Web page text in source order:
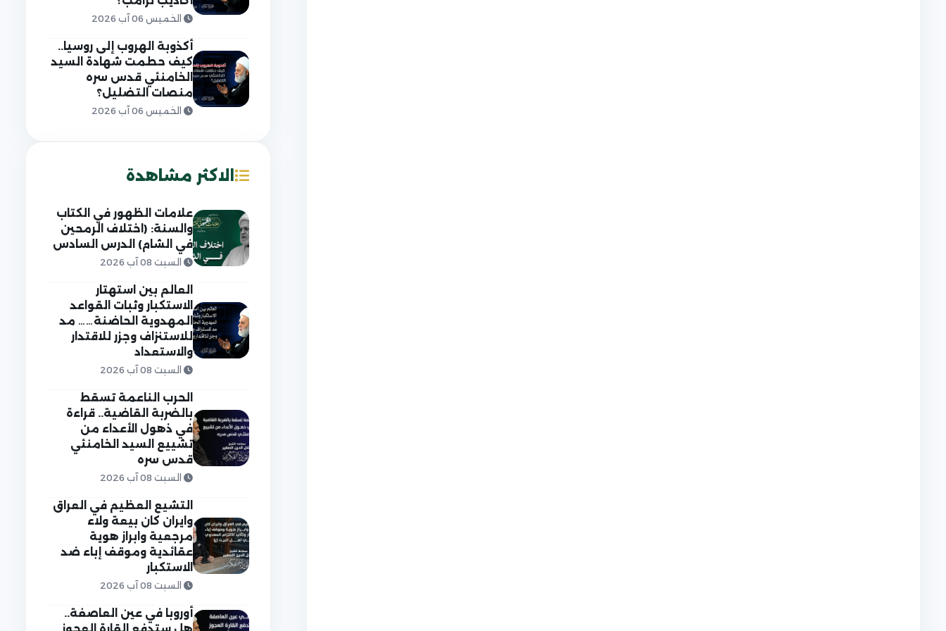
الخميس 06 آب 2026
أكذوبة الهروب إلى روسيا..
كيف حطمت شهادة السيد
الخامنئي قدس سره
منصات التضليل؟
الخميس 06 آب 2026
الاكثر مشاهدة
علامات الظهور في الكتاب
والسنة: (اختلاف الرمحين
في الشام) الدرس السادس
السبت 08 آب 2026
العالم بين استهتار
الاستكبار وثبات القواعد
المهدوية الحاضنة…… مد
للاستنزاف وجزر للاقتدار
والاستعداد
السبت 08 آب 2026
الحرب الناعمة تسقط
بالضربة القاضية.. قراءة
في ذهول الأعداء من
تشييع السيد الخامنئي
قدس سره
السبت 08 آب 2026
التشيع العظيم في العراق
وايران كان بيعة ولاء
مرجعية وابراز هوية
عقائدية وموقف إباء ضد
الاستكبار
السبت 08 آب 2026
أوروبا في عين العاصفة..
هل ستدفع القارة العجوز